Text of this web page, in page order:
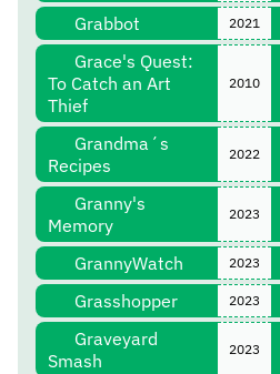
Grabbot 2021
Grace's Quest:
To Catch an Art
Thief
2010
Grandma´s
Recipes
2022
Granny's
Memory
2023
GrannyWatch 2023
Grasshopper 2023
Graveyard
Smash
2023